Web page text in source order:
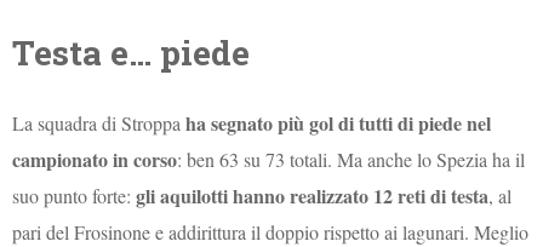
Testa e… piede
La squadra di Stroppaha segnato più gol di tutti di piede nel
campionato in corso: ben 63 su 73 totali. Ma anche lo Spezia ha il
suo punto forte:gli aquilotti hanno realizzato 12 reti di testa, al
pari del Frosinone e addirittura il doppio rispetto ai lagunari. Meglio